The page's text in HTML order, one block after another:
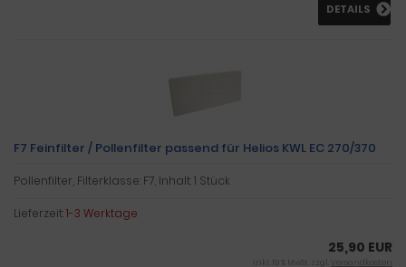
DETAILS
F7 Feinfilter / Pollenfilter passend für Helios KWL EC 270/370
Pollenfilter, Filterklasse: F7, Inhalt: 1 Stück
Lieferzeit:1-3 Werktage
25,90 EUR
inkl. 19 % MwSt. zzgl. Versandkosten